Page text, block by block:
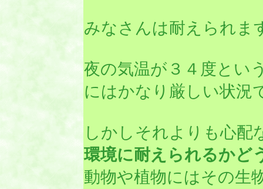
みなさんは耐えられま
夜の気温が３４度とい
にはかなり厳しい状況
しかしそれよりも心配
環境に耐えられるかど
動物や植物にはその生